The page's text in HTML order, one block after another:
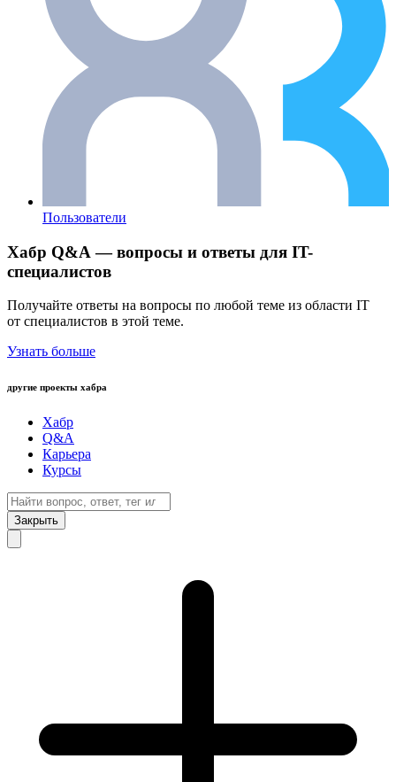
Пользователи
Хабр Q&A — вопросы и ответы для IT-
специалистов
Получайте ответы на вопросы по любой теме из области IT
от специалистов в этой теме.
Узнать больше
другие проекты хабра
Хабр
Q&A
Карьера
Курсы
Закрыть